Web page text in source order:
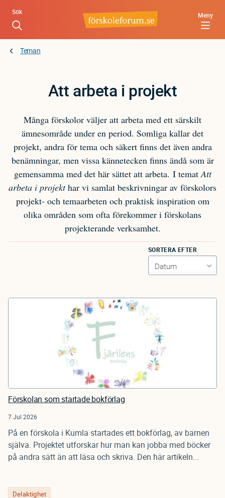
Hoppa
huvudinnehåll
Meny
Sök
Teman
Att arbeta i projekt
Många förskolor väljer att arbeta med ett särskilt
ämnesområde under en period. Somliga kallar det
projekt, andra för tema och säkert finns det även andra
benämningar, men vissa kännetecken finns ändå som är
gemensamma med det här sättet att arbeta. I tematAtt
arbeta i projekthar vi samlat beskrivningar av förskolors
projekt- och temaarbeten och praktisk inspiration om
olika områden som ofta förekommer i förskolans
projekterande verksamhet.
SORTERA EFTER
Förskolan som startade bokförlag
7 Jul 2026
På en förskola i Kumla startades ett bokförlag, av barnen
själva. Projektet utforskar hur man kan jobba med böcker
på andra sätt än att läsa och skriva. Den här artikeln...
Delaktighet